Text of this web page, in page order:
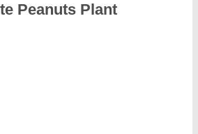
Peanuts Plant